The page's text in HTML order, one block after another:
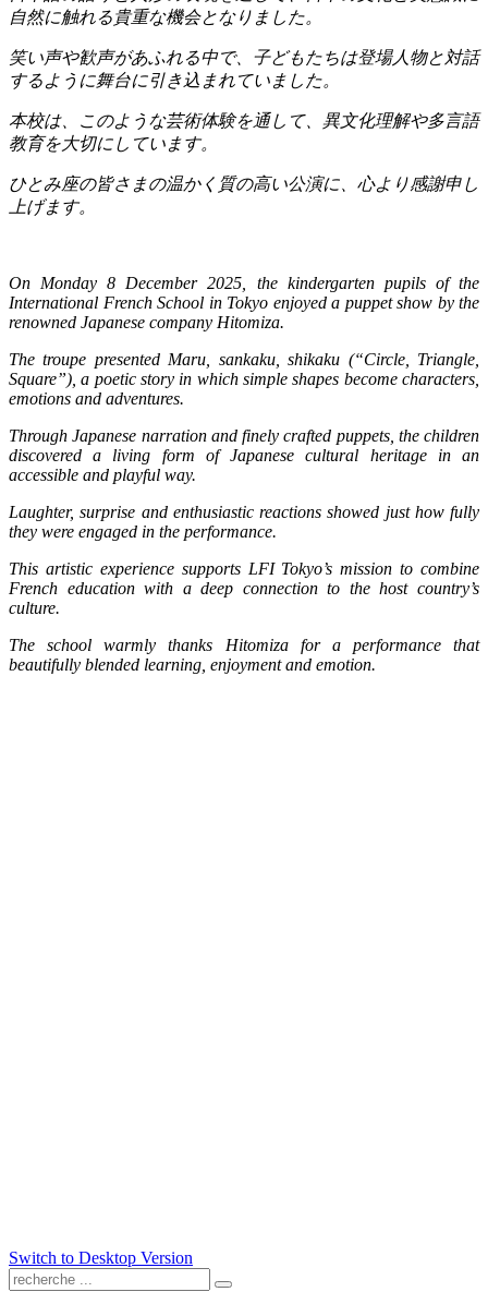
自然に触れる貴重な機会となりました。
笑い声や歓声があふれる中で、子どもたちは登場人物と対話
するように舞台に引き込まれていました。
本校は、このような芸術体験を通して、異文化理解や多言語
教育を大切にしています。
ひとみ座の皆さまの温かく質の高い公演に、心より感謝申し
上げます。
On Monday 8 December 2025, the kindergarten pupils of the
International French School in Tokyo enjoyed a puppet show by the
renowned Japanese company Hitomiza.
The troupe presented Maru, sankaku, shikaku (“Circle, Triangle,
Square”), a poetic story in which simple shapes become characters,
emotions and adventures.
Through Japanese narration and finely crafted puppets, the children
discovered a living form of Japanese cultural heritage in an
accessible and playful way.
Laughter, surprise and enthusiastic reactions showed just how fully
they were engaged in the performance.
This artistic experience supports LFI Tokyo’s mission to combine
French education with a deep connection to the host country’s
culture.
The school warmly thanks Hitomiza for a performance that
beautifully blended learning, enjoyment and emotion.
Switch to Desktop Version